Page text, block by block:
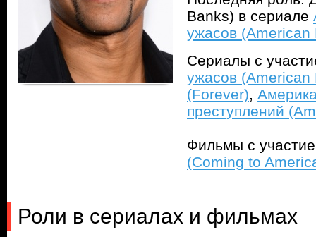
Banks) в сериале
ужасов (American
Сериалы с
ужасов (American
(Forever),
преступлений
Фильмы с
(Coming to
Роли в сериалах и фильмах